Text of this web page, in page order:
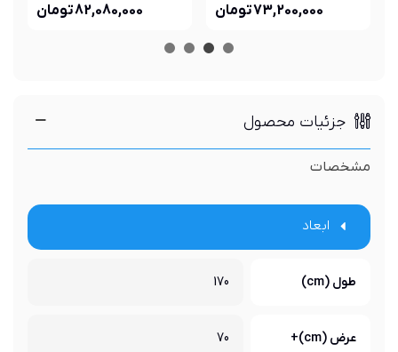
73,200,000 تومان 82,080,000 تومان
جزئیات محصول
مشخصات
ابعاد
طول (cm) 170
عرض (cm)+ 70